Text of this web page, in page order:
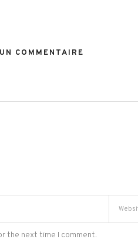
COMMENTAIRE
the next time I comment.